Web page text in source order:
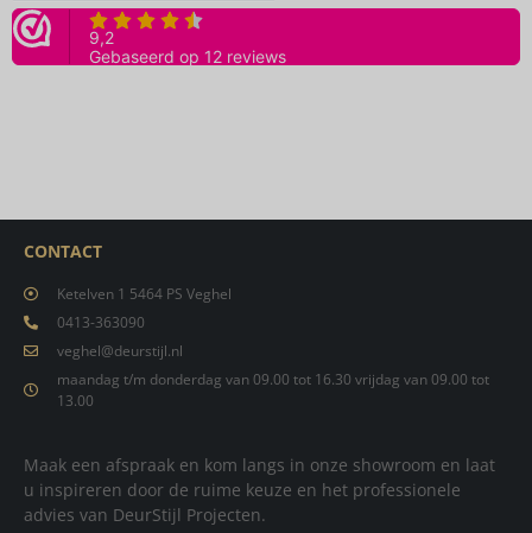
CONTACT
Ketelven 1 5464 PS Veghel
0413-363090
veghel@deurstijl.nl
maandag t/m donderdag van 09.00 tot 16.30 vrijdag van 09.00 tot
13.00
Maak een afspraak en kom langs in onze showroom en laat
u inspireren door de ruime keuze en het professionele
advies van DeurStijl Projecten.